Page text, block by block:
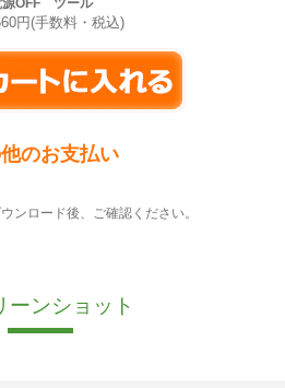
円(手数料・税込)
のお支払い
ンロード後、ご確認ください。
ーンショット